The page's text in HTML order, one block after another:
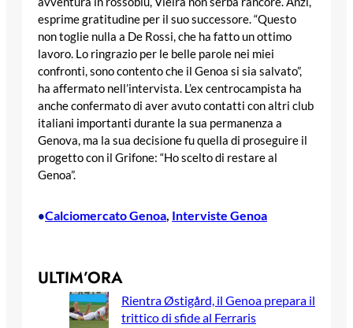
esprime gratitudine per il suo successore. “Questo
non toglie nulla a De Rossi, che ha fatto un ottimo
lavoro. Lo ringrazio per le belle parole nei miei
confronti, sono contento che il Genoa si sia salvato”,
ha affermato nell’intervista. L’ex centrocampista ha
anche confermato di aver avuto contatti con altri club
italiani importanti durante la sua permanenza a
Genova, ma la sua decisione fu quella di proseguire il
progetto con il Grifone: “Ho scelto di restare al
Genoa”.
•Calciomercato Genoa, Interviste Genoa
ULTIM’ORA
Rientra Østigård, il Genoa prepara il
trittico di sfide al Ferraris